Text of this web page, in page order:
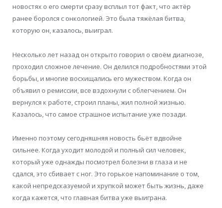
новостях о его смерти сразу всплыл тот факт, что актёр
ранее боролся с онкологией. Это была тяжёлая битва,
которую он, казалось, выиграл.
Несколько лет назад он открыто говорил о своём диагнозе,
проходил сложное лечение. Он делился подробностями этой
борьбы, и многие восхищались его мужеством. Когда он
объявил о ремиссии, все вздохнули с облегчением. Он
вернулся к работе, строил планы, жил полной жизнью.
Казалось, что самое страшное испытание уже позади.
Именно поэтому сегодняшняя новость бьёт вдвойне
сильнее. Когда уходит молодой и полный сил человек,
который уже однажды посмотрел болезни в глаза и не
сдался, это сбивает с ног. Это горькое напоминание о том,
какой непредсказуемой и хрупкой может быть жизнь, даже
когда кажется, что главная битва уже выиграна.